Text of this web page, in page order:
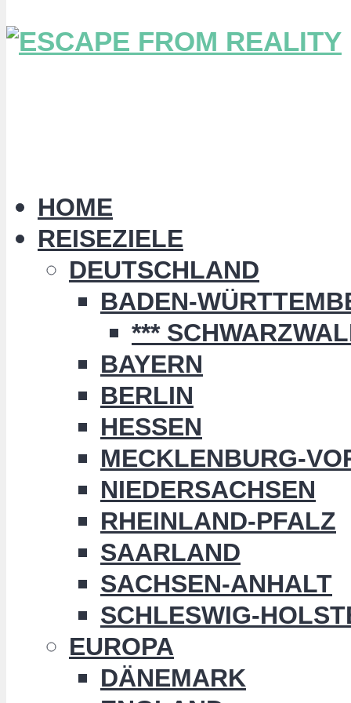
HOME
REISEZIELE
DEUTSCHLAND
BADEN-
***
BAYERN
BERLIN
HESSEN
MECKLENBURG-
NIEDERSACHSEN
RHEINLAND-PFALZ
SAARLAND
SACHSEN-ANHALT
SCHLESWIG-
EUROPA
DÄNEMARK